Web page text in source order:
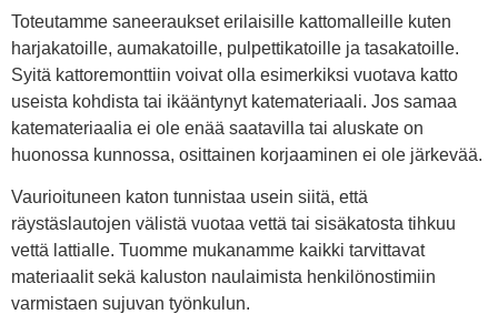
Toteutamme saneeraukset erilaisille kattomalleille kuten
harjakatoille, aumakatoille, pulpettikatoille ja tasakatoille.
Syitä kattoremonttiin voivat olla esimerkiksi vuotava katto
useista kohdista tai ikääntynyt katemateriaali. Jos samaa
katemateriaalia ei ole enää saatavilla tai aluskate on
huonossa kunnossa, osittainen korjaaminen ei ole järkevää.
Vaurioituneen katon tunnistaa usein siitä, että
räystäslautojen välistä vuotaa vettä tai sisäkatosta tihkuu
vettä lattialle. Tuomme mukanamme kaikki tarvittavat
materiaalit sekä kaluston naulaimista henkilönostimiin
varmistaen sujuvan työnkulun.